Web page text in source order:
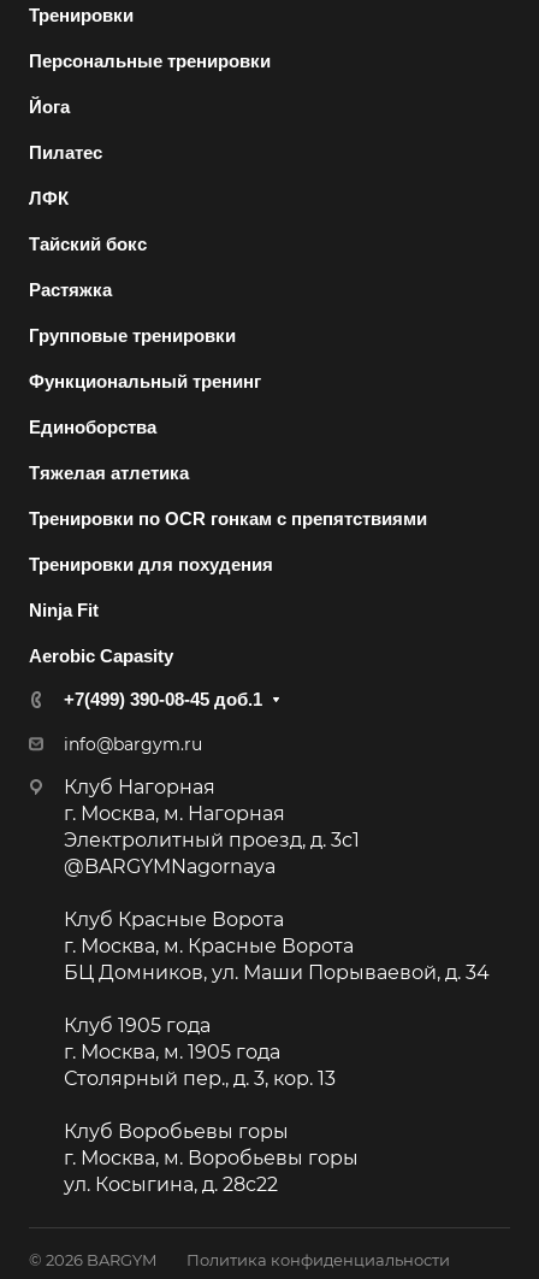
Тренировки
Персональные тренировки
Йога
Пилатес
ЛФК
Тайский бокс
Растяжка
Групповые тренировки
Функциональный тренинг
Единоборства
Тяжелая атлетика
Тренировки по OCR гонкам с препятствиями
Тренировки для похудения
Ninja Fit
Aerobic Capasity
+7(499) 390-08-45 доб.1
info@bargym.ru
Клуб Нагорная
г. Москва, м. Нагорная
Электролитный проезд, д. 3с1
@BARGYMNagornaya
Клуб Красные Ворота
г. Москва, м. Красные Ворота
БЦ Домников, ул. Маши Порываевой, д. 34
Клуб 1905 года
г. Москва, м. 1905 года
Столярный пер., д. 3, кор. 13
Клуб Воробьевы горы
г. Москва, м. Воробьевы горы
ул. Косыгина, д. 28с22
© 2026 BARGYM Политика конфиденциальности